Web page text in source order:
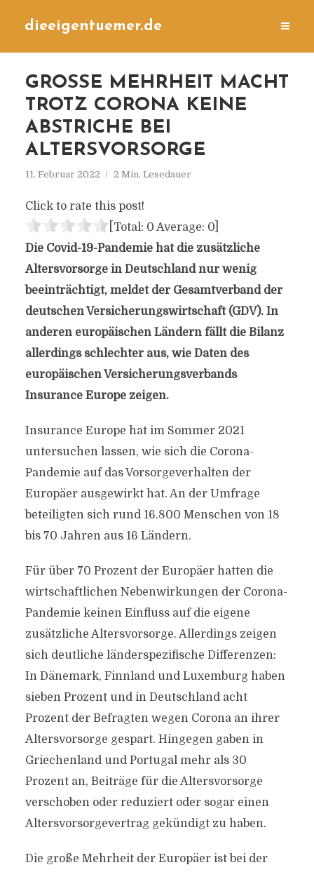
dieeigentuemer.de
GROSSE MEHRHEIT MACHT T
ROTZ CORONA KEINE A
BSTRICHE BEI A
LTERSVORSORGE
11. Februar 2022 2 Min. Lesedauer
Click to rate this post!
[Total: 0 Average: 0]
Die Covid-19-Pandemie hat die zusätzliche
Altersvorsorge in Deutschland nur wenig
beeinträchtigt, meldet der Gesamtverband der
deutschen Versicherungswirtschaft (GDV). In
anderen europäischen Ländern fällt die Bilanz
allerdings schlechter aus, wie Daten des
europäischen Versicherungsverbands
Insurance Europe zeigen.
Insurance Europe hat im Sommer 2021
untersuchen lassen, wie sich die Corona-
Pandemie auf das Vorsorgeverhalten der
Europäer ausgewirkt hat. An der Umfrage
beteiligten sich rund 16.800 Menschen von 18
bis 70 Jahren aus 16 Ländern.
Für über 70 Prozent der Europäer hatten die
wirtschaftlichen Nebenwirkungen der Corona-
Pandemie keinen Einfluss auf die eigene
zusätzliche Altersvorsorge. Allerdings zeigen
sich deutliche länderspezifische Differenzen:
In Dänemark, Finnland und Luxemburg haben
sieben Prozent und in Deutschland acht
Prozent der Befragten wegen Corona an ihrer
Altersvorsorge gespart. Hingegen gaben in
Griechenland und Portugal mehr als 30
Prozent an, Beiträge für die Altersvorsorge
verschoben oder reduziert oder sogar einen
Altersvorsorgevertrag gekündigt zu haben.
Die große Mehrheit der Europäer ist bei der